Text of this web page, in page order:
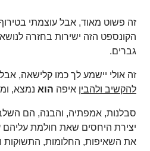
זה פשוט מאוד, אבל עוצמתי
הקונספט הזה ישירות בחזרה
גברים.
זה אולי יישמע לך כמו קלישאה,
להקשיב ולהבין איפה הוא נמצא,
סבלנות, אמפתיה, והבנה, הם
יצירת היחסים שאת חולמת
את השאיפות, החלומות, התשוקות